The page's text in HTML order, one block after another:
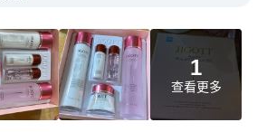
1
查看更多